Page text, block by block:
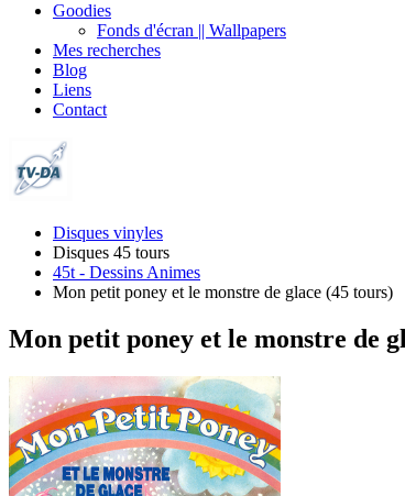
Goodies
Fonds d'écran || Wallpapers
Mes recherches
Blog
Liens
Contact
Disques vinyles
Disques 45 tours
45t - Dessins Animes
Mon petit poney et le monstre de glace (45 tours)
Mon petit poney et le monstre de